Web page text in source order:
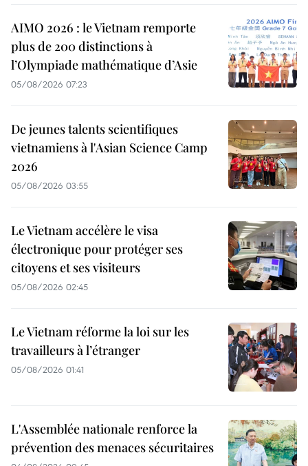
AIMO 2026 : le Vietnam remporte
plus de 200 distinctions à
l’Olympiade mathématique d’Asie
05/08/2026 07:23
De jeunes talents scientifiques
vietnamiens à l'Asian Science Camp
2026
05/08/2026 03:55
Le Vietnam accélère le visa
électronique pour protéger ses
citoyens et ses visiteurs
05/08/2026 02:45
Le Vietnam réforme la loi sur les
travailleurs à l’étranger
05/08/2026 01:41
L'Assemblée nationale renforce la
prévention des menaces sécuritaires